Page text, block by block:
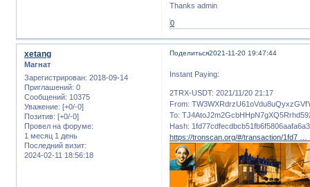
Thanks admin
0
Поделиться2021-11-20 19:47:44
xetang
Магнат
Зарегистрирован: 2018-09-14
Приглашений: 0
Сообщений: 10375
Уважение: [+0/-0]
Позитив: [+0/-0]
Провел на форуме:
1 месяц 1 день
Последний визит:
2024-02-11 18:56:18
Instant Paying:
2TRX-USDT: 2021/11/20 21:17
From:
To:
Hash:
https://tronscan.org/#/transaction/1fd7 …